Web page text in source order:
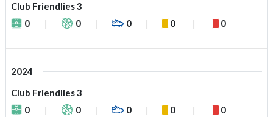
Club Friendlies 3
0
0 0 0 0
2024
Club Friendlies 3
0
0 0 0 0